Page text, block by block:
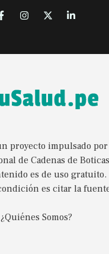
proyecto impulsado por
de Cadenas de
es de uso gratuito.
es citar la
¿Quiénes Somos?